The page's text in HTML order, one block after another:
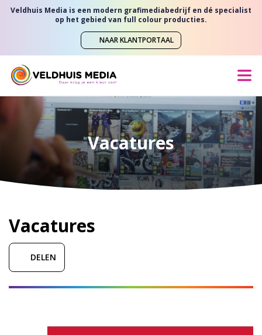
Veldhuis Media is een modern grafimediabedrijf en dé specialist
op het gebied van full colour producties.
NAAR KLANTPORTAAL
Vacatures
Vacatures
DELEN